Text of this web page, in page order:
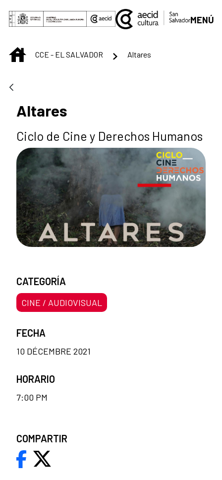
Saltar al contenido principal
MENÚ
INICIOCCE - EL SALVADOR Altares
Altares
Ciclo de Cine y Derechos Humanos
CATEGORÍA
CINE / AUDIOVISUAL
FECHA
10 DÉCEMBRE 2021
HORARIO
7:00 PM
COMPARTIR